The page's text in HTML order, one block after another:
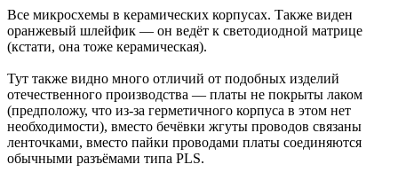
Все микросхемы в керамических корпусах. Также виден
оранжевый шлейфик — он ведёт к светодиодной матрице
(кстати, она тоже керамическая).
Тут также видно много отличий от подобных изделий
отечественного производства — платы не покрыты лаком
(предположу, что из-за герметичного корпуса в этом нет
необходимости), вместо бечёвки жгуты проводов связаны
ленточками, вместо пайки проводами платы соединяются
обычными разъёмами типа PLS.